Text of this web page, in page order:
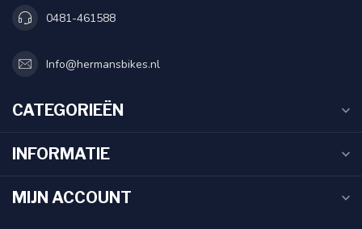
0481-461588
Info@hermansbikes.nl
CATEGORIEËN
INFORMATIE
MIJN ACCOUNT